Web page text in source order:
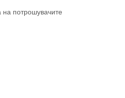
на потрошувачите